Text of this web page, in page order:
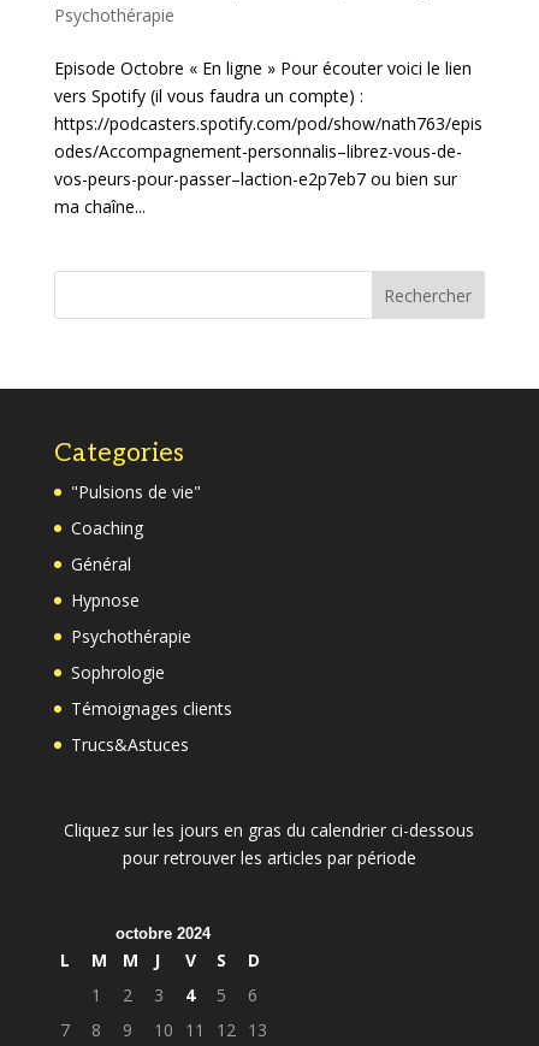
Psychothérapie
Episode Octobre « En ligne » Pour écouter voici le lien
vers Spotify (il vous faudra un compte) :
https://podcasters.spotify.com/pod/show/nath763/epis
odes/Accompagnement-personnalis–librez-vous-de-
vos-peurs-pour-passer–laction-e2p7eb7 ou bien sur
ma chaîne...
Rechercher
Categories
"Pulsions de vie"
Coaching
Général
Hypnose
Psychothérapie
Sophrologie
Témoignages clients
Trucs&Astuces
Cliquez sur les jours en gras du calendrier ci-dessous
pour retrouver les articles par période
octobre 2024
L M M J V S
D
1
2 3 4 5
6
7
8 9 10 11 12 13